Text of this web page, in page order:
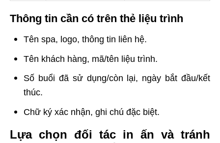
Thông tin cần có trên thẻ liệu trình
Tên spa, logo, thông tin liên hệ.
Tên khách hàng, mã/tên liệu trình.
Số buổi đã sử dụng/còn lại, ngày bắt đầu/kết
thúc.
Chữ ký xác nhận, ghi chú đặc biệt.
Lựa chọn đối tác in ấn và tránh